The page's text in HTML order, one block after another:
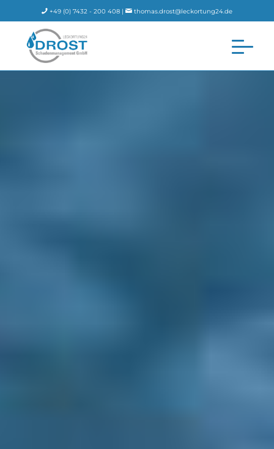
+49 (0) 7432 - 200 408 | thomas.drost@leckortung24.de